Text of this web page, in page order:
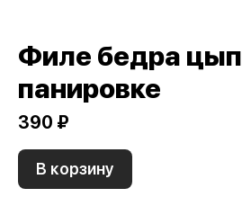
Филе бедра
панировке
390 ₽
В корзину